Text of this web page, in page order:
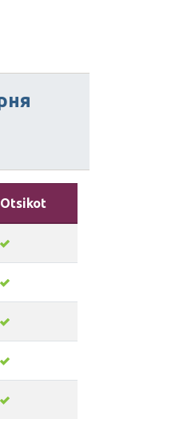
Otsikot